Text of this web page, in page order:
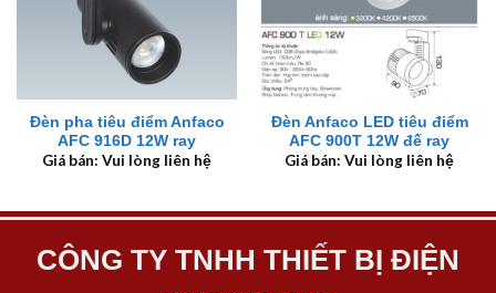
Đèn pha tiêu điểm Anfaco
AFC 916D 12W ray
Giá bán: Vui lòng liên hệ
Đèn Anfaco LED tiêu điểm
AFC 900T 12W đế ray
Giá bán: Vui lòng liên hệ
CÔNG TY TNHH THIẾT BỊ ĐIỆN